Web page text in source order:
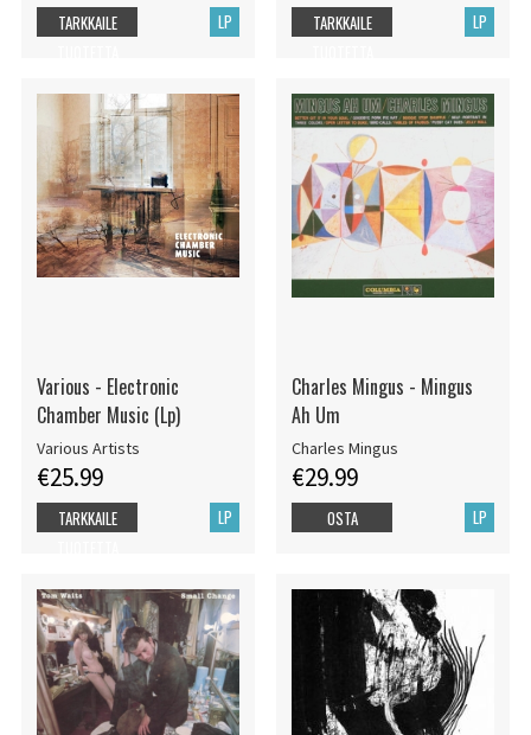
LP
TARKKAILE
LP
TARKKAILE
Various - Electronic
Chamber Music (Lp)
Various Artists
€25.99
LP
TARKKAILE
Charles Mingus - Mingus
Ah Um
Charles Mingus
€29.99
LP
OSTA